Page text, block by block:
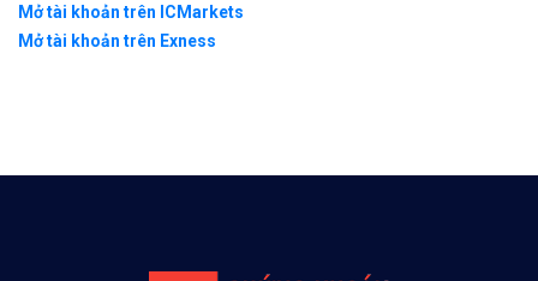
Mở tài khoản trên ICMarkets
Mở tài khoản trên Exness